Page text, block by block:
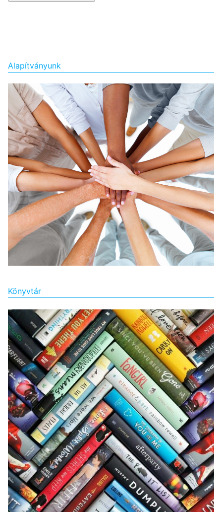
Alapítványunk
Könyvtár